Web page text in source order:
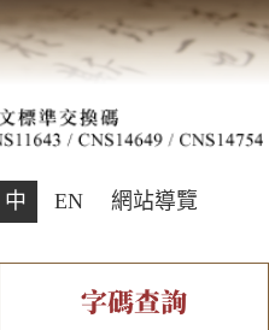
中 EN 網站導覽
字碼查詢